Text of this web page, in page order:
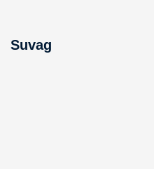
Suvag